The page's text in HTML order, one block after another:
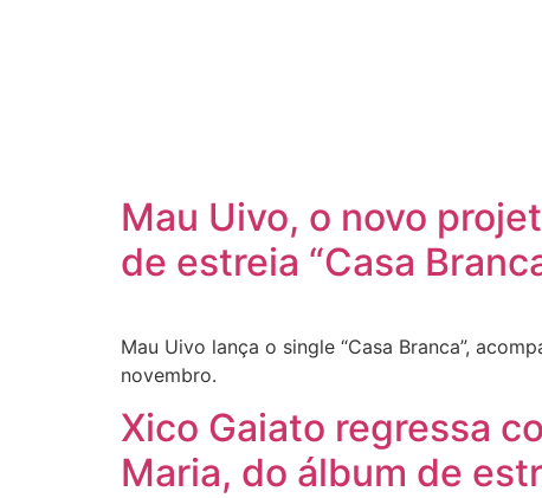
Mau Uivo, o novo
de estreia “Casa
Mau Uivo lança o single “Casa Branca”,
novembro.
Xico Gaiato regressa
Maria, do álbum de